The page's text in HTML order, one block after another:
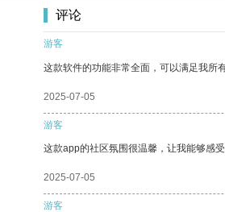
评论
游客
这款软件的功能非常全面，可以满足我所有
2025-07-05
游客
这款app的社区氛围很温馨，让我能够感受
2025-07-05
游客